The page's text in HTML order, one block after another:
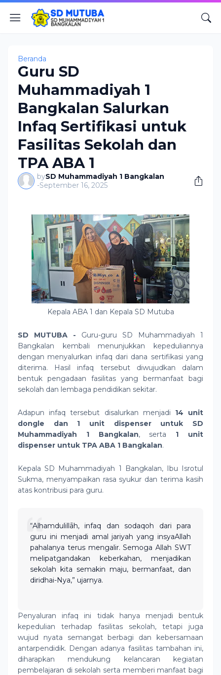
Beranda
Guru SD
Muhammadiyah 1
Bangkalan Salurkan
Infaq Sertifikasi untuk
Fasilitas Sekolah dan
TPA ABA 1
bySD Muhammadiyah 1 Bangkalan
-September 16, 2025
Kepala ABA 1 dan Kepala SD Mutuba
SD MUTUBA - Guru-guru SD Muhammadiyah 1
Bangkalan kembali menunjukkan kepeduliannya
dengan menyalurkan infaq dari dana sertifikasi yang
diterima. Hasil infaq tersebut diwujudkan dalam
bentuk pengadaan fasilitas yang bermanfaat bagi
sekolah dan lembaga pendidikan sekitar.
Adapun infaq tersebut disalurkan menjadi 14 unit
dongle dan 1 unit dispenser untuk SD
Muhammadiyah 1 Bangkalan, serta 1 unit
dispenser untuk TPA ABA 1 Bangkalan.
Kepala SD Muhammadiyah 1 Bangkalan, Ibu Isrotul
Sukma, menyampaikan rasa syukur dan terima kasih
atas kontribusi para guru.
“Alhamdulillāh, infaq dan sodaqoh dari para
guru ini menjadi amal jariyah yang insyaAllah
pahalanya terus mengalir. Semoga Allah SWT
melipatgandakan keberkahan, menjadikan
sekolah kita semakin maju, bermanfaat, dan
diridhai-Nya,” ujarnya.
Penyaluran infaq ini tidak hanya menjadi bentuk
kepedulian terhadap fasilitas sekolah, tetapi juga
wujud nyata semangat berbagi dan kebersamaan
antarpendidik. Dengan adanya fasilitas tambahan ini,
diharapkan mendukung kelancaran kegiatan
pembelajaran di sekolah serta memberi manfaat bagi